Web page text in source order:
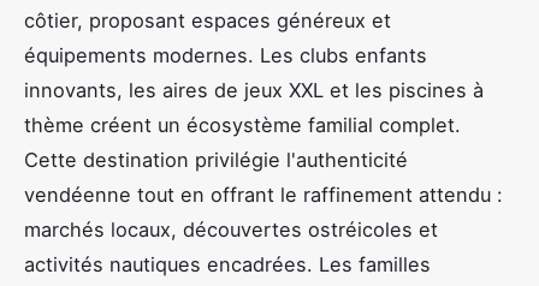
côtier, proposant espaces généreux et
équipements modernes. Les clubs enfants
innovants, les aires de jeux XXL et les piscines à
thème créent un écosystème familial complet.
Cette destination privilégie l'authenticité
vendéenne tout en offrant le raffinement attendu :
marchés locaux, découvertes ostréicoles et
activités nautiques encadrées. Les familles